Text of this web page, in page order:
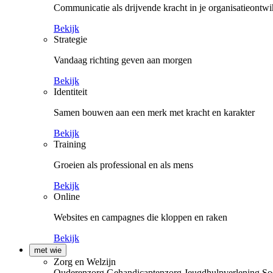
Communicatie als drijvende kracht in je
Bekijk
Strategie
Vandaag richting geven aan morgen
Bekijk
Identiteit
Samen bouwen aan een merk met kracht en karakter
Bekijk
Training
Groeien als professional en als mens
Bekijk
Online
Websites en campagnes die kloppen en raken
Bekijk
met wie
Zorg en Welzijn